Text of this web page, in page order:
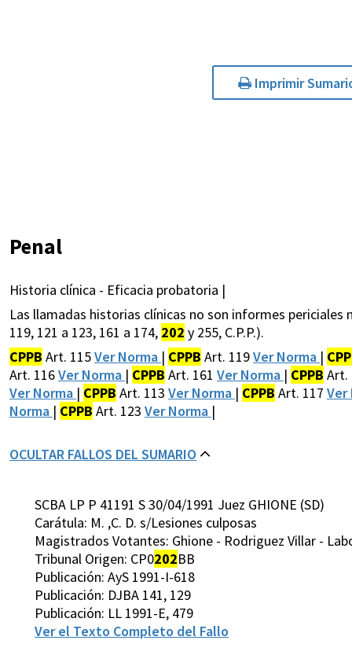
Imprimir
Penal
Historia clínica - Eficacia probatoria |
Las llamadas historias clínicas no son informes
119, 121 a 123, 161 a 174, 202 y 255, C.P.P.).
CPPB Art. 115Ver Norma | CPPB Art. 119Ver Norma |
Art. 116Ver Norma | CPPB Art. 161 Ver Norma | CPPB Art.
Ver Norma | CPPB Art. 113 Ver Norma | CPPB Art. 117 Ver
Norma | CPPB Art. 123 Ver Norma |
OCULTAR FALLOS DEL SUMARIO
SCBA LP P 41191 S 30/04/1991 Juez GHIONE (SD)
Carátula: M. ,C. D. s/Lesiones culposas
Magistrados Votantes: Ghione - Rodriguez Villar -
Tribunal Origen: CP0202BB
Publicación: AyS 1991-I-618
Publicación: DJBA 141, 129
Publicación: LL 1991-E, 479
Ver el Texto Completo del Fallo